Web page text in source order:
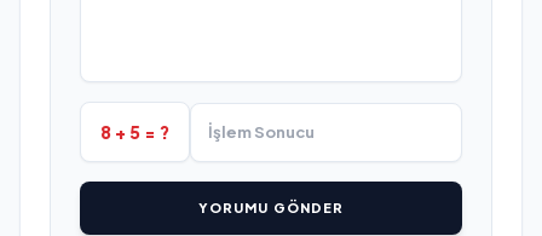
8 + 5 = ?
YORUMU GÖNDER